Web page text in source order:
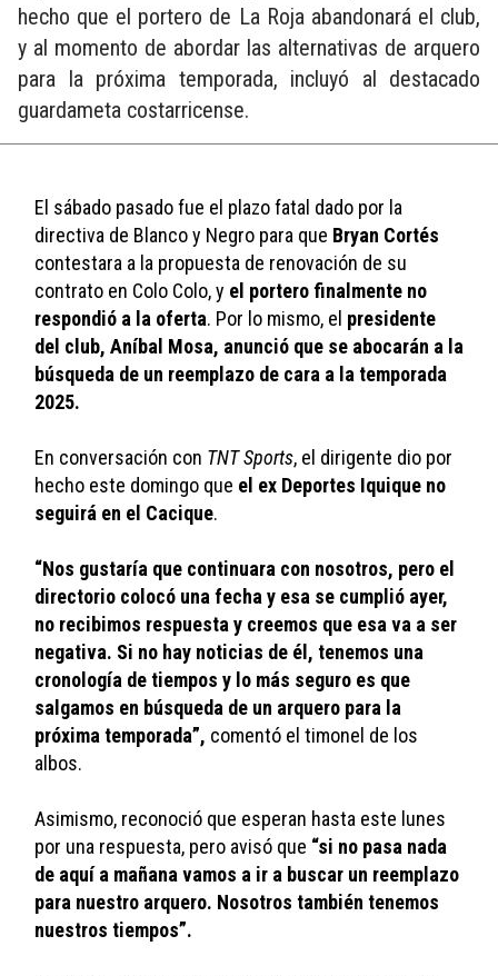
hecho que el portero de La Roja abandonará el club,
y al momento de abordar las alternativas de arquero
para la próxima temporada, incluyó al destacado
guardameta costarricense.
El sábado pasado fue el plazo fatal dado por la
directiva de Blanco y Negro para que Bryan Cortés
contestara a la propuesta de renovación de su
contrato en Colo Colo, y el portero finalmente no
respondió a la oferta. Por lo mismo, el presidente
del club, Aníbal Mosa, anunció que se abocarán a la
búsqueda de un reemplazo de cara a la temporada
2025.
En conversación con TNT Sports, el dirigente dio por
hecho este domingo que el ex Deportes Iquique no
seguirá en el Cacique.
“Nos gustaría que continuara con nosotros, pero el
directorio colocó una fecha y esa se cumplió ayer,
no recibimos respuesta y creemos que esa va a ser
negativa. Si no hay noticias de él, tenemos una
cronología de tiempos y lo más seguro es que
salgamos en búsqueda de un arquero para la
próxima temporada”, comentó el timonel de los
albos.
Asimismo, reconoció que esperan hasta este lunes
por una respuesta, pero avisó que “si no pasa nada
de aquí a mañana vamos a ir a buscar un reemplazo
para nuestro arquero. Nosotros también tenemos
nuestros tiempos”.